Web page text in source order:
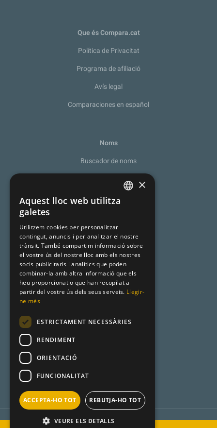
Que és Compara.cat
Política de Privacitat
Programa de afiliació
Avís legal
Comparaciones en español
Noms
Buscador de noms
Recomanador de noms
De la A a la Z
Cognoms catalans
Llista de naixement
Premsa
Racó Català
“En calidad de Afiliado de Amazon, obtengo ingresos por las
ENGLISH
×
Aquest lloc web utilitza
galetes
Utilitzem cookies per personalitzar
contingut, anuncis i per analitzar el nostre
trànsit. També compartim informació sobre
el vostre ús del nostre lloc amb els nostres
socis publicitaris i analítics que poden
combinar-la amb altra informació que els
heu proporcionat o que han recopilat a
partir del vostre ús dels seus serveis. Llegir-
ne més
ESTRICTAMENT NECESSÀRIES
RENDIMENT
ORIENTACIÓ
FUNCIONALITAT
ACCEPTA-HO TOT REBUTJA-HO TOT
VEURE ELS DETALLS